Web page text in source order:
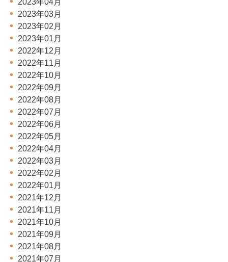
2023年03月
2023年02月
2023年01月
2022年12月
2022年11月
2022年10月
2022年09月
2022年08月
2022年07月
2022年06月
2022年05月
2022年04月
2022年03月
2022年02月
2022年01月
2021年12月
2021年11月
2021年10月
2021年09月
2021年08月
2021年07月